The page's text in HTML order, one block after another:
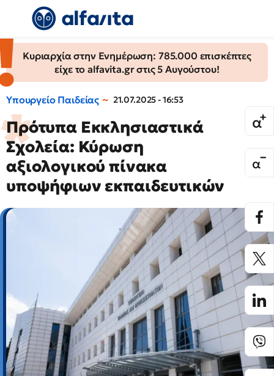
Κυριαρχία στην Ενημέρωση: 785.000 επισκέπτες
είχε το alfavita.gr στις 5 Αυγούστου!
Υπουργείο Παιδείας 21.07.2025 - 16:53
Πρότυπα Εκκλησιαστικά
Σχολεία: Κύρωση
αξιολογικού πίνακα
υποψήφιων εκπαιδευτικών